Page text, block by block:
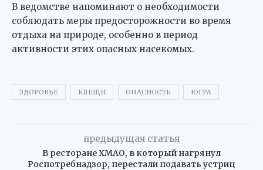
В ведомстве напоминают о необходимости
соблюдать меры предосторожности во время
отдыха на природе, особенно в период
активности этих опасных насекомых.
ЗДОРОВЬЕ КЛЕЩИ ОПАСНОСТЬ ЮГРА
предыдущая статья
В ресторане ХМАО, в который нагрянул
Роспотребнадзор, перестали подавать устриц